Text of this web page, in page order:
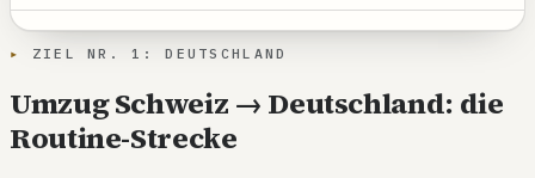
ZIEL NR. 1: DEUTSCHLAND
Umzug Schweiz → Deutschland: die
Routine-Strecke